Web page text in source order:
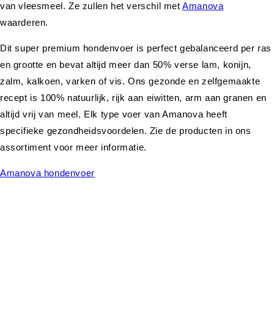
van vleesmeel. Ze zullen het verschil metAmanova
waarderen.
Dit super premium hondenvoer is perfect gebalanceerd per ras
en grootte en bevat altijd meer dan 50% verse lam, konijn,
zalm, kalkoen, varken of vis. Ons gezonde en zelfgemaakte
recept is 100% natuurlijk, rijk aan eiwitten, arm aan granen en
altijd vrij van meel. Elk type voer van Amanova heeft
specifieke gezondheidsvoordelen. Zie de producten in ons
assortiment voor meer informatie.
Amanova hondenvoer